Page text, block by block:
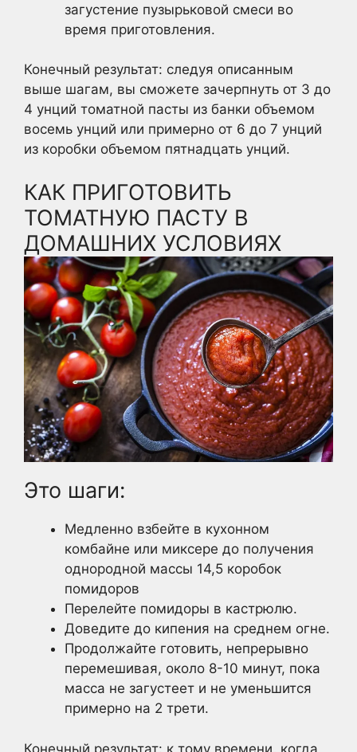
загустение пузырьковой смеси во
время приготовления.
Конечный результат: следуя описанным
выше шагам, вы сможете зачерпнуть от 3 до
4 унций томатной пасты из банки объемом
восемь унций или примерно от 6 до 7 унций
из коробки объемом пятнадцать унций.
КАК ПРИГОТОВИТЬ
ТОМАТНУЮ ПАСТУ В
ДОМАШНИХ УСЛОВИЯХ
Это шаги:
Медленно взбейте в кухонном
комбайне или миксере до получения
однородной массы 14,5 коробок
помидоров
Перелейте помидоры в кастрюлю.
Доведите до кипения на среднем огне.
Продолжайте готовить, непрерывно
перемешивая, около 8-10 минут, пока
масса не загустеет и не уменьшится
примерно на 2 трети.
Конечный результат: к тому времени, когда